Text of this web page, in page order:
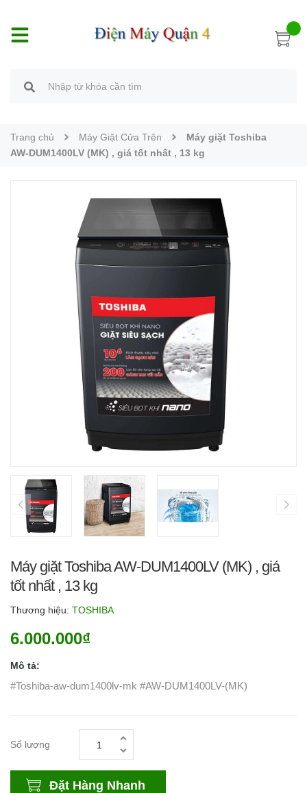
Trang chủ Máy Giặt Cửa Trên
Máy giặt Toshiba
AW-DUM1400LV (MK) , giá tốt nhất , 13 kg
Máy giặt Toshiba AW-DUM1400LV (MK) , giá
tốt nhất , 13 kg
Thương hiệu: TOSHIBA
6.000.000₫
Mô tả:
#Toshiba-aw-dum1400lv-mk #AW-DUM1400LV-(MK)
Số lượng
Đặt Hàng Nhanh